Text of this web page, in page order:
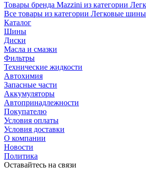
Товары бренда Mazzini из категории
Все товары из категории Легковые шины
Каталог
Шины
Диски
Масла и смазки
Фильтры
Технические жидкости
Автохимия
Запасные части
Аккумуляторы
Автопринадлежности
Покупателю
Условия оплаты
Условия доставки
О компании
Новости
Политика
Оставайтесь на связи